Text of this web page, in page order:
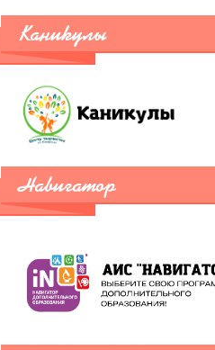
Каникулы
Навигатор